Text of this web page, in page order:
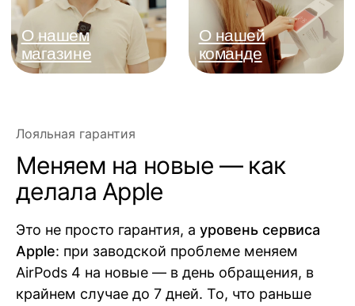
Лояльная гарантия
Меняем на новые — как
делала Apple
Это не просто гарантия, а уровень сервиса
Apple: при заводской проблеме меняем
AirPods 4 на новые — в день обращения, в
крайнем случае до 7 дней. То, что раньше